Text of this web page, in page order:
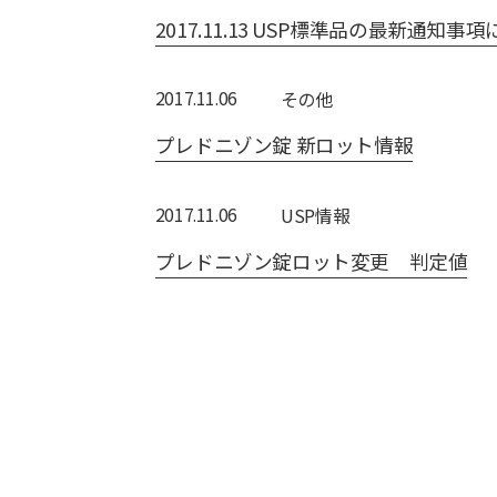
2017.11.13 USP標準品の最新通知事項
2017.11.06 その他
プレドニゾン錠 新ロット情報
2017.11.06 USP情報
プレドニゾン錠ロット変更 判定値